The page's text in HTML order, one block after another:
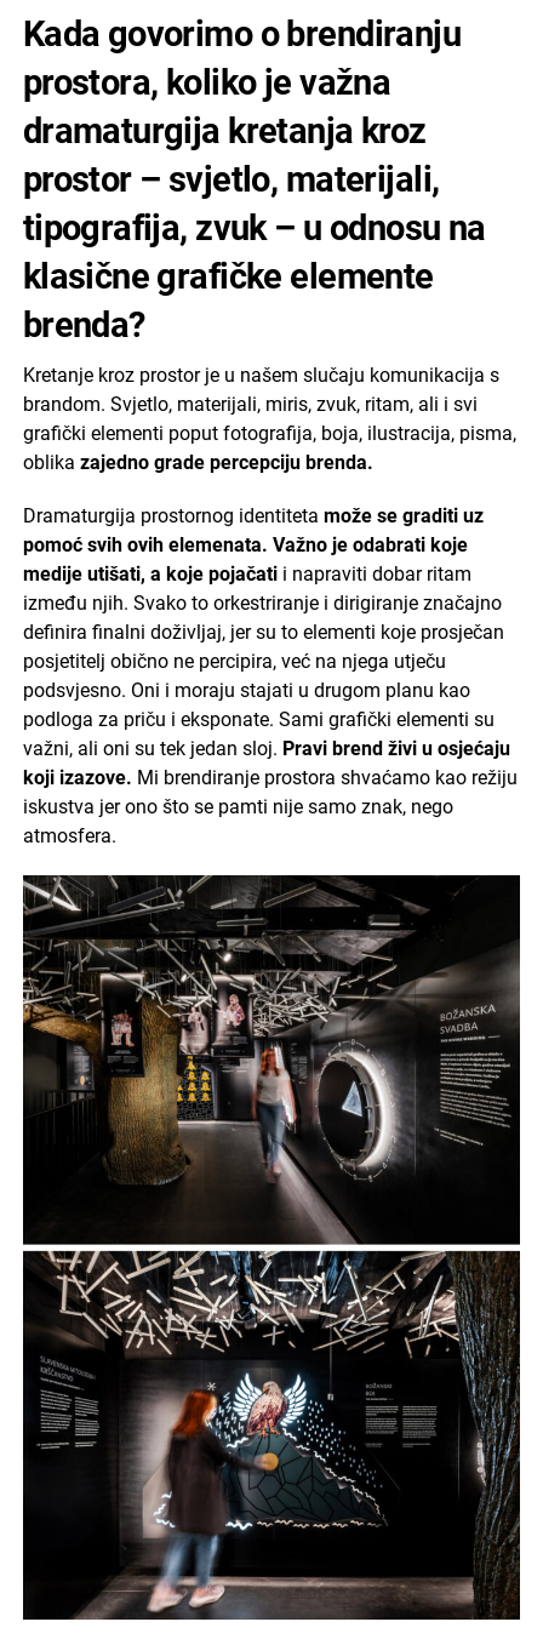
Kada govorimo o brendiranju
prostora, koliko je važna
dramaturgija kretanja kroz
prostor – svjetlo, materijali,
tipografija, zvuk – u odnosu na
klasične grafičke elemente
brenda?
Kretanje kroz prostor je u našem slučaju komunikacija s
brandom. Svjetlo, materijali, miris, zvuk, ritam, ali i svi
grafički elementi poput fotografija, boja, ilustracija, pisma,
oblika zajedno grade percepciju brenda.
Dramaturgija prostornog identiteta može se graditi uz
pomoć svih ovih elemenata. Važno je odabrati koje
medije utišati, a koje pojačatii napraviti dobar ritam
između njih. Svako to orkestriranje i dirigiranje značajno
definira finalni doživljaj, jer su to elementi koje prosječan
posjetitelj obično ne percipira, već na njega utječu
podsvjesno. Oni i moraju stajati u drugom planu kao
podloga za priču i eksponate. Sami grafički elementi su
važni, ali oni su tek jedan sloj. Pravi brend živi u osjećaju
koji izazove. Mi brendiranje prostora shvaćamo kao režiju
iskustva jer ono što se pamti nije samo znak, nego
atmosfera.